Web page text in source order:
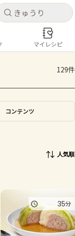
キャ
きます
キャ
コンテンツ
うもろこし
マイレシピ
129件
コンテンツ
人気順
35分